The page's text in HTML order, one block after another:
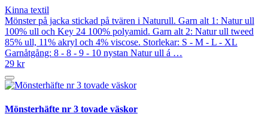
Kinna textil
Mönster på jacka stickad på tvären i Naturull. Garn alt 1: Natur ull
100% ull och Key 24 100% polyamid. Garn alt 2: Natur ull tweed
85% ull, 11% akryl och 4% viscose. Storlekar: S - M - L - XL
Garnåtgång: 8 - 8 - 9 - 10 nystan Natur ull á …
29 kr
Mönsterhäfte nr 3 tovade väskor